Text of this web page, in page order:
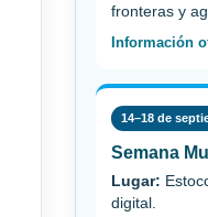
fronteras y
Información
14–18 de
Semana
Lugar:
digital.